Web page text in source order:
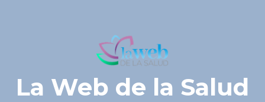
La Web de la Salud